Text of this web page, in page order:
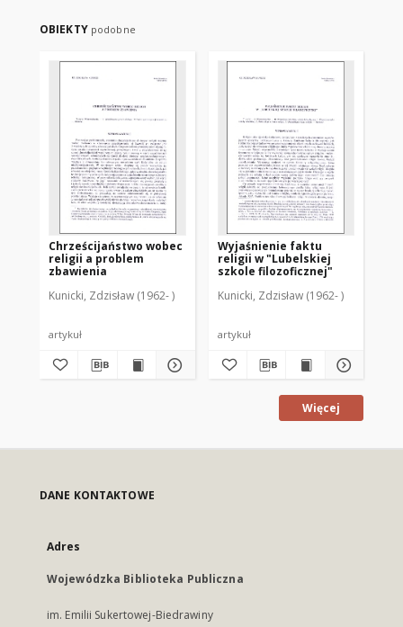
OBIEKTY podobne
Chrześcijaństwo wobec
religii a problem
zbawienia
Kunicki, Zdzisław (1962- )
artykuł
Wyjaśnienie faktu
religii w "Lubelskiej
szkole filozoficznej"
Kunicki, Zdzisław (1962- )
artykuł
Więcej
DANE KONTAKTOWE
Adres
Wojewódzka Biblioteka Publiczna
im. Emilii Sukertowej-Biedrawiny